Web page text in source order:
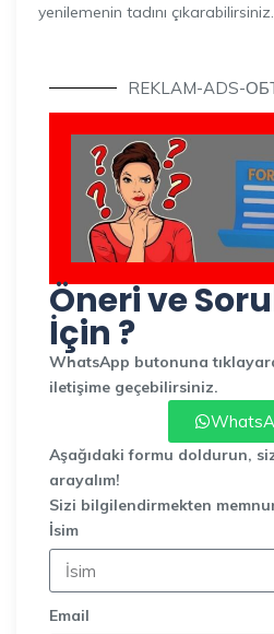
yenilemenin tadını çıkarabilirsiniz.
REKLAM-ADS-
Öneri ve
İçin ?
WhatsApp butonuna
iletişime geçebilirsiniz.
Aşağıdaki formu doldurun,
arayalım!
Sizi bilgilendirmekten
İsim
Email